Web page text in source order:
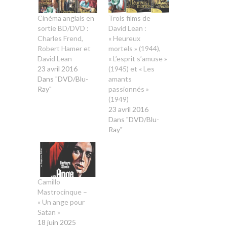
Cinéma anglais en
sortie BD/DVD :
Charles Frend,
Robert Hamer et
David Lean
23 avril 2016
Dans "DVD/Blu-
Ray"
Trois films de
David Lean :
« Heureux
mortels » (1944),
« L’esprit s’amuse »
(1945) et « Les
amants
passionnés »
(1949)
23 avril 2016
Dans "DVD/Blu-
Ray"
Camillo
Mastrocinque –
« Un ange pour
Satan »
18 juin 2025